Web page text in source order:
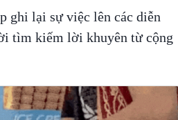
ghi lại sự việc lên các diễn
tìm kiếm lời khuyên từ cộng